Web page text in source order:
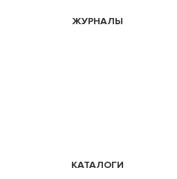
ЖУРНАЛЫ
КАТАЛОГИ